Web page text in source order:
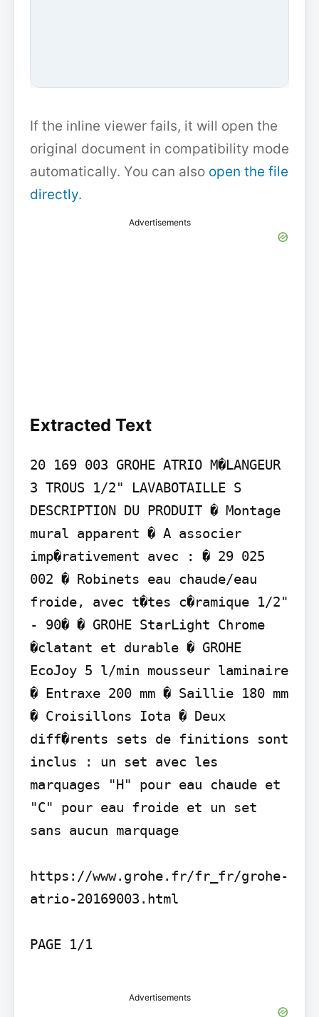
If the inline viewer fails, it will open the
original document in compatibility mode
automatically. You can also open the file
directly.
Advertisements
Extracted Text
20 169 003 GROHE ATRIO M�LANGEUR
3 TROUS 1/2" LAVABOTAILLE S
DESCRIPTION DU PRODUIT � Montage
mural apparent � A associer
imp�rativement avec : � 29 025
002 � Robinets eau chaude/eau
froide, avec t�tes c�ramique 1/2"
- 90� � GROHE StarLight Chrome
�clatant et durable � GROHE
EcoJoy 5 l/min mousseur laminaire
� Entraxe 200 mm � Saillie 180 mm
� Croisillons Iota � Deux
diff�rents sets de finitions sont
inclus : un set avec les
marquages "H" pour eau chaude et
"C" pour eau froide et un set
sans aucun marquage
https://www.grohe.fr/fr_fr/grohe-
atrio-20169003.html
PAGE 1/1
Advertisements